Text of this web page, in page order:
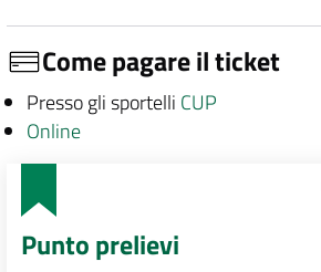
Come pagare il ticket
Presso gli sportelli CUP
Online
Punto prelievi